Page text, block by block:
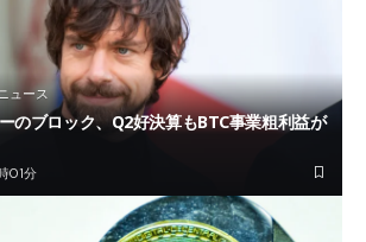
ニュース
のブロック、Q2好決算もBTC事業粗利益が
01分